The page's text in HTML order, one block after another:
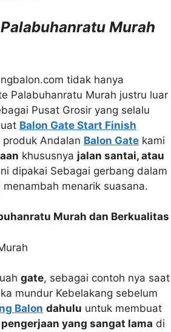
Murah
tidak hanya
Palabuhanratu Murah justru luar
Pusat Grosir yang selalu
Balon Gate Start Finish
Andalan Balon Gate kami
khususnya jalan santai, atau
dipakai Sebagai gerbang dalam
menarik suasana.
Murah dan Berkualitas
gate, sebagai contoh nya saat
mundur Kebelakang sebelum
Balon dahulu untuk membuat
yang sangat lama di